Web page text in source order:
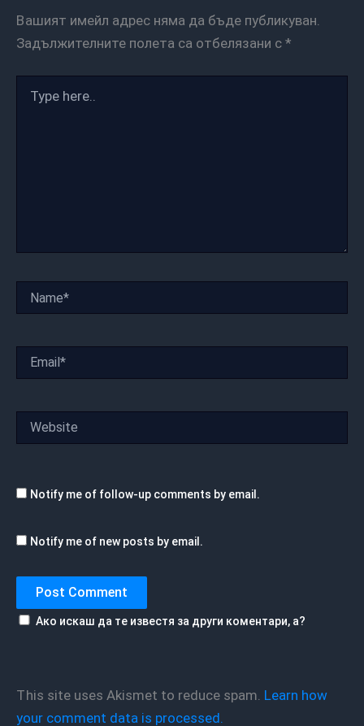
Вашият имейл адрес няма да бъде публикуван.
Задължителните полета са отбелязани с *
here..
Notify me of follow-up comments by email.
Notify me of new posts by email.
Ако искаш да те известя за други коментари, а?
This site uses Akismet to reduce spam. Learn how
your comment data is processed.